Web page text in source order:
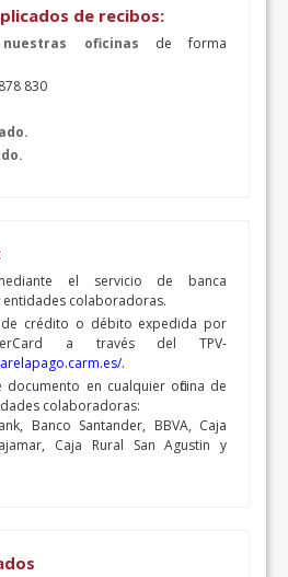
de recibos:
nuestras oficinas de forma
830
el servicio de banca
entidades colaboradoras.
de crédito o débito expedida por
a través del TPV-
.
documento en cualquier oficina de
colaboradoras:
Banco Santander, BBVA, Caja
Caja Rural San Agustin y